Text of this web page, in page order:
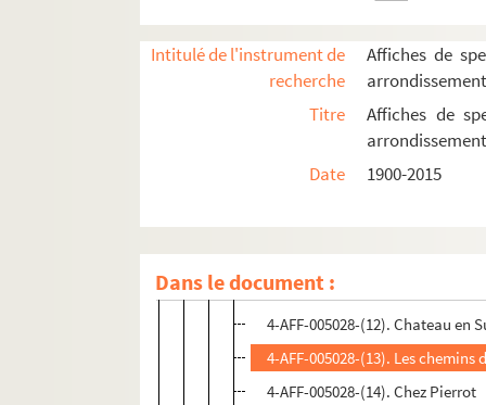
Intitulé de l'instrument de
recherche
Affiches de
Titre
Affiches de
Date
1900-2015
Dans le document :
4-AFF-005028-(04). Au bal des
4-AFF-005028-(05). Le babour
4-AFF-005028-(06). Le bal des
4-AFF-005028-(11). Ce soir on
4-AFF-005028-(12). Chateau en
4-AFF-005028-(13). Les chemins
4-AFF-005028-(14). Chez Pierrot